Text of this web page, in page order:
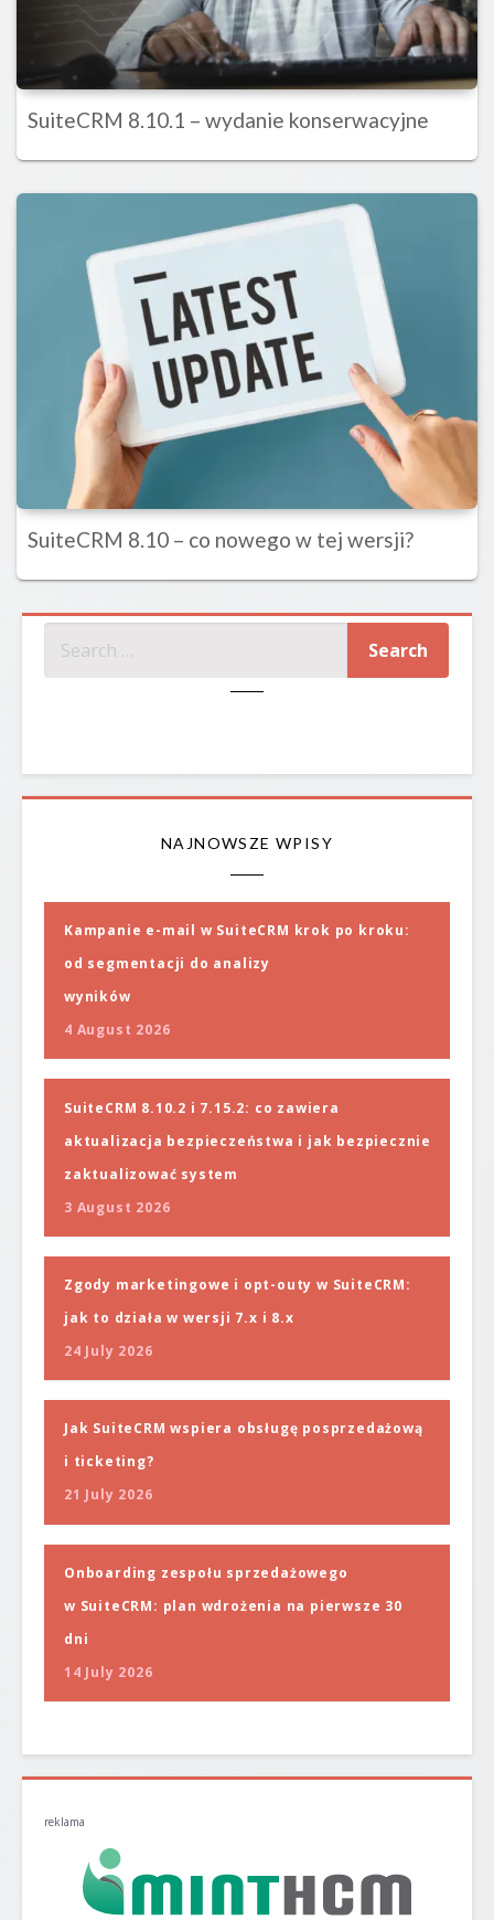
SuiteCRM 8.10.1 – wydanie konserwacyjne
SuiteCRM 8.10 – co nowego w tej wersji?
NAJNOWSZE WPISY
Kampanie e-mail w SuiteCRM krok po kroku:
od segmentacji do analizy
wyników
4 August 2026
SuiteCRM 8.10.2 i 7.15.2: co zawiera
aktualizacja bezpieczeństwa i jak bezpiecznie
zaktualizować system
3 August 2026
Zgody marketingowe i opt-outy w SuiteCRM:
jak to działa w wersji 7.x i 8.x
24 July 2026
Jak SuiteCRM wspiera obsługę posprzedażową
i ticketing?
21 July 2026
Onboarding zespołu sprzedażowego
w SuiteCRM: plan wdrożenia na pierwsze 30
dni
14 July 2026
reklama